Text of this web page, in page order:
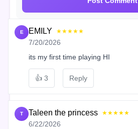
E EMILY ★★★★★
7/20/2026
its my first time playing HI
👍 3 Reply
T Taleen the princess ★★★★★
6/22/2026